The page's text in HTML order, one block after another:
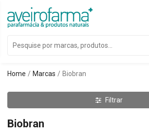
Home Marcas Biobran
Filtrar
Biobran